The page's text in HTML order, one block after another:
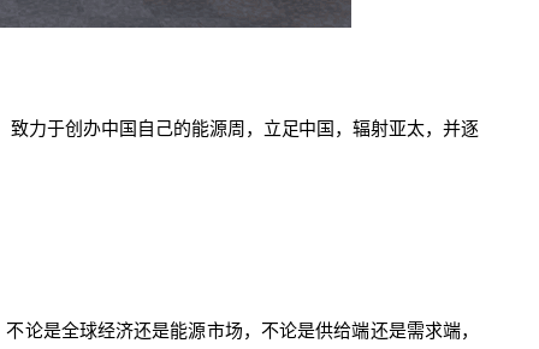
力于创办中国自己的能源周，立足中国，辐射亚太，并逐
是全球经济还是能源市场，不论是供给端还是需求端，